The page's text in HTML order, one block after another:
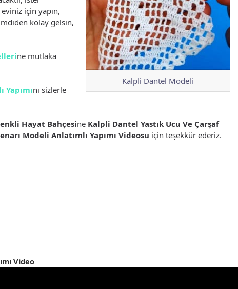
Kalpli Dantel Modeli
için yapın,
kolay gelsin,
ne mutlaka
Yapımını sizlerle
Hayat Bahçesine Kalpli Dantel Yastık Ucu Ve Çarşaf
Modeli Anlatımlı Yapımı Videosu için teşekkür ederiz.
Video